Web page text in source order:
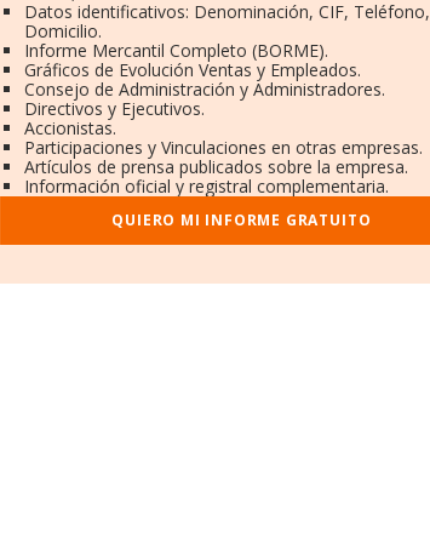
Datos identificativos: Denominación, CIF, Teléfono,
Domicilio.
Informe Mercantil Completo (BORME).
Gráficos de Evolución Ventas y Empleados.
Consejo de Administración y Administradores.
Directivos y Ejecutivos.
Accionistas.
Participaciones y Vinculaciones en otras empresas.
Artículos de prensa publicados sobre la empresa.
Información oficial y registral complementaria.
QUIERO MI INFORME GRATUITO